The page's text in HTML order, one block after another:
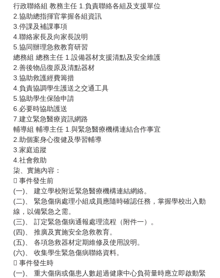
行政聯絡組 教務主任 1.負責聯絡各組及支援單位
2.協助總指揮官掌握各組資訊
3.停課及補課事項
4.聯絡家長及向家長說明
5.協同辦理急救教育研習
總務組 總務主任 1.設備器材支援清點及安全維護
2.善後物品復原及清點器材
3.協助救護經費籌措
4.負責協調學生護送之交通工具
5.協助學生保險申請
6.必要時協助護送
7.建立緊急醫療資訊網路
輔導組 輔導主任 1.與緊急醫療機構連結合作事宜
2.助個案身心復健及學習輔導
3.家庭追蹤
4.社會救助
柒、實施內容：
 事件發生前
(一)、 建立學校附近緊急醫療機構連結網絡。
(二)、 緊急傷病處理小組成員應隨時確認任務，掌握學校出入動
線，以備緊急之需。
(三)、 訂定緊急傷病通報處理流程（附件一）。
(四)、 推廣及實施安全急救教育。
(五)、 各項急救器材定期維修及使用說明。
(六)、 收集學生緊急傷病聯絡資料。
 事件發生時
(一)、 重大傷病或傷患人數超過健康中心負荷量時應立即啟動緊